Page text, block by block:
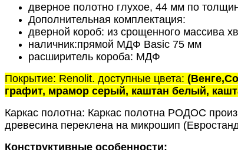
дверное полотно глухое, 44 мм по
Дополнительная комплектация:
дверной короб: из срощенного массива
наличник:прямой МДФ Basic 75 мм
расширитель короба: МДФ
Покрытие: Renolit. доступные цвета: (Венге,
графит, мрамор серый, каштан белый,
Каркас полотна: Каркас полотна РОДОС
древесина переклена на микрошип
Конструктивные особенности: